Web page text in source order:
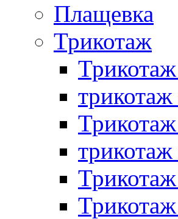
Плащевка
Трикотаж